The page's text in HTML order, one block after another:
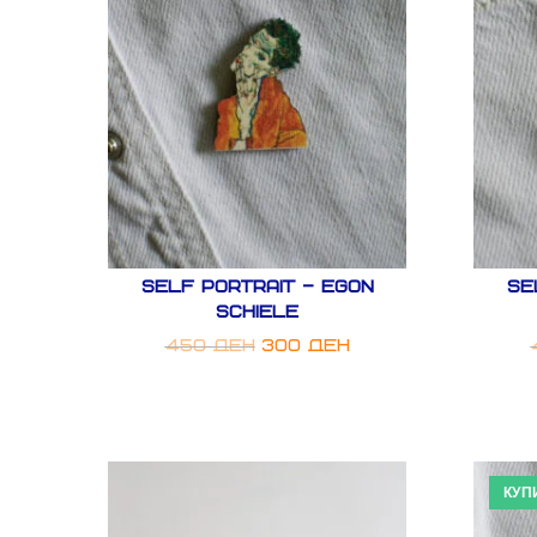
Self Portrait – Egon
Schiele
450ден 300 ден